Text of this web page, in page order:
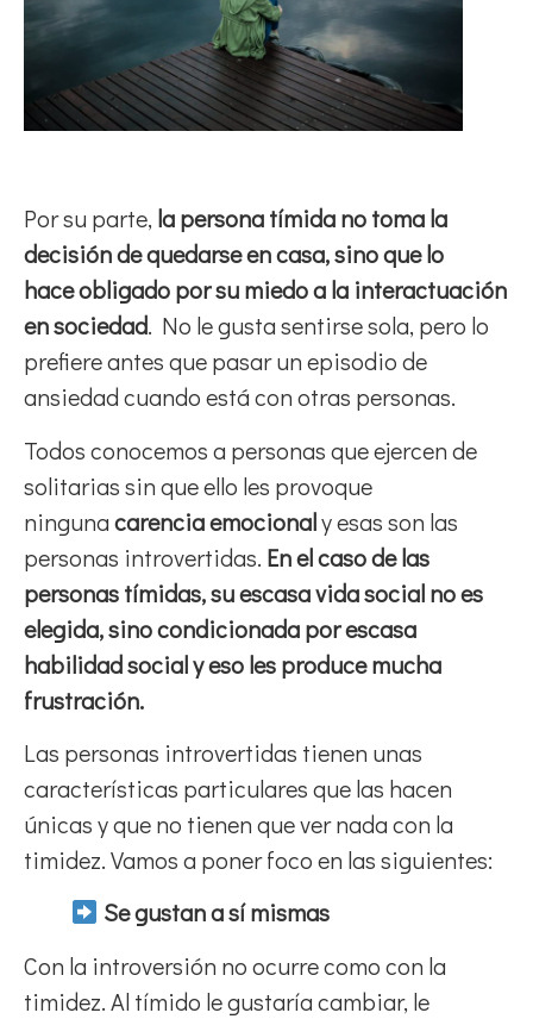
Por su parte, la persona tímida no toma la
decisión de quedarse en casa, sino que lo
hace obligado por su miedo a la interactuación
en sociedad. No le gusta sentirse sola, pero lo
prefiere antes que pasar un episodio de
ansiedad cuando está con otras personas.
Todos conocemos a personas que ejercen de
solitarias sin que ello les provoque
ningunacarencia emocionaly esas son las
personas introvertidas. En el caso de las
personas tímidas, su escasa vida social no es
elegida, sino condicionada por escasa
habilidad social y eso les produce mucha
frustración.
Las personas introvertidas tienen unas
características particulares que las hacen
únicas y que no tienen que ver nada con la
timidez. Vamos a poner foco en las siguientes:
Se gustan a sí mismas
Con la introversión no ocurre como con la
timidez. Al tímido le gustaría cambiar, le